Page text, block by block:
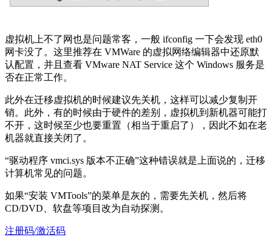
虚拟机上不了网也是问题常客，一般 ifconfig 一下会发现 eth0
网卡没了。这里推荐在 VMWare 的虚拟网络编辑器中还原默
认配置，并且查看 VMware NAT Service 这个 Windows 服务是
否在正常工作。
此外在迁移虚拟机的时候建议先关机，这样可以减少复制开
销。此外，有的时候由于硬件的差别，虚拟机到新机器可能打
不开，这时候至少也要重置（相当于重启了），因此不如在老
机器就直接关闭了。
“驱动程序 vmci.sys 版本不正确”这种错误就是上面说的，迁移
计算机常见的问题。
如果“安装 VMTools”的菜单是灰的，需要先关机，然后将
CD/DVD、软盘等项目改为自动探测。
注册码/激活码